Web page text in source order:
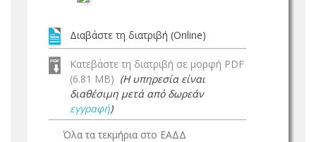
Διαβάστε τη διατριβή (Online)
Κατεβάστε τη διατριβή σε μορφή PDF
(6.81 MB) (Η υπηρεσία είναι
διαθέσιμη μετά από δωρεάν
εγγραφή)
Όλα τα τεκμήρια στο ΕΑΔΔ